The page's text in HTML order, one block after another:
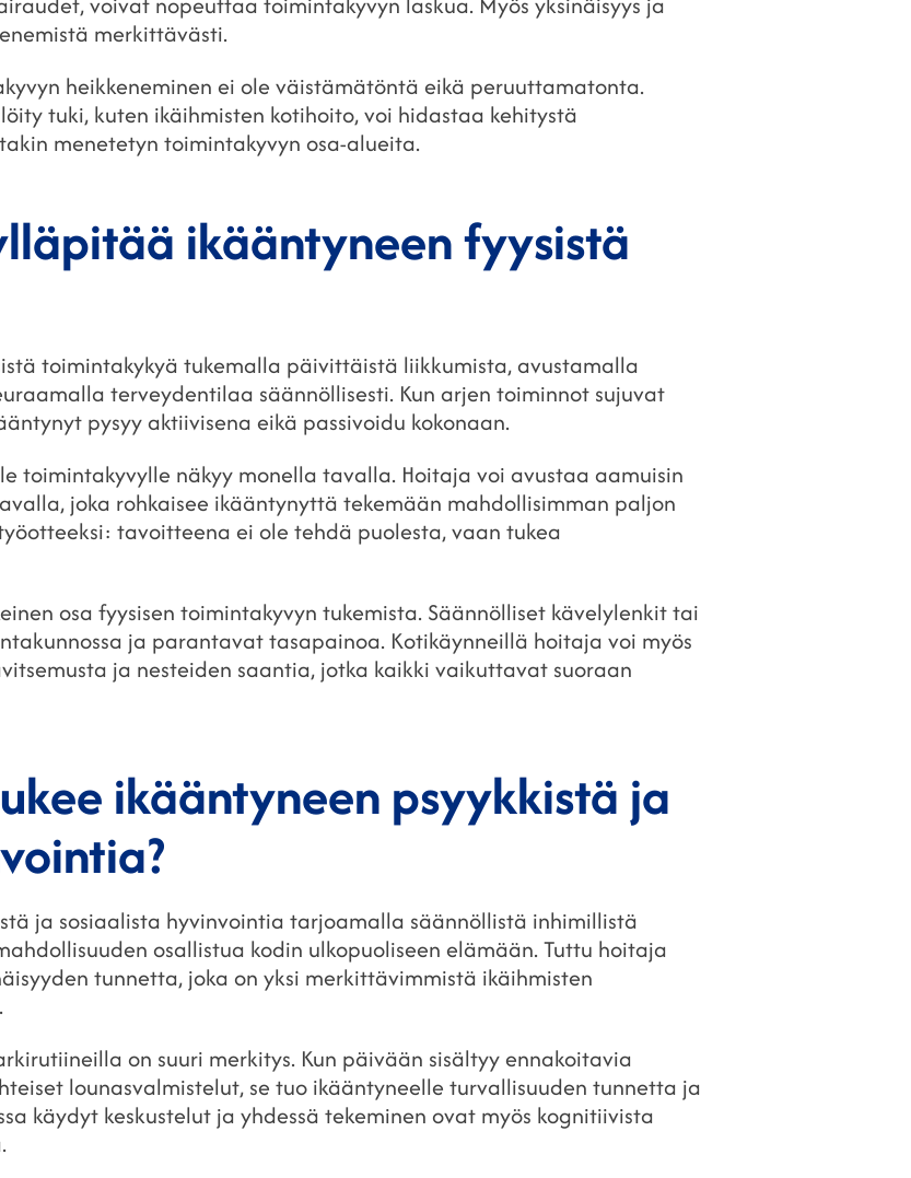
merkittävästi.
heikkeneminen ei ole väistämätöntä eikä peruuttamatonta.
tuki, kuten ikäihmisten kotihoito, voi hidastaa kehitystä
menetetyn toimintakyvyn osa-alueita.
ikääntyneen fyysistä
toimintakykyä tukemalla päivittäistä liikkumista, avustamalla
terveydentilaa säännöllisesti. Kun arjen toiminnot sujuvat
pysyy aktiivisena eikä passivoidu kokonaan.
toimintakyvylle näkyy monella tavalla. Hoitaja voi avustaa aamuisin
joka rohkaisee ikääntynyttä tekemään mahdollisimman paljon
tavoitteena ei ole tehdä puolesta, vaan tukea
osa fyysisen toimintakyvyn tukemista. Säännölliset kävelylenkit tai
ja parantavat tasapainoa. Kotikäynneillä hoitaja voi myös
ja nesteiden saantia, jotka kaikki vaikuttavat suoraan
ikääntyneen psyykkistä ja
ja sosiaalista hyvinvointia tarjoamalla säännöllistä inhimillistä
osallistua kodin ulkopuoliseen elämään. Tuttu hoitaja
tunnetta, joka on yksi merkittävimmistä ikäihmisten
on suuri merkitys. Kun päivään sisältyy ennakoitavia
lounasvalmistelut, se tuo ikääntyneelle turvallisuuden tunnetta ja
käydyt keskustelut ja yhdessä tekeminen ovat myös kognitiivista